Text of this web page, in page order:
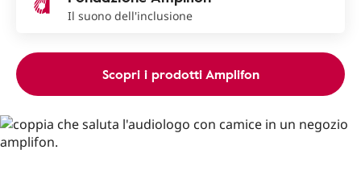
Il suono dell'inclusione
Scopri i prodotti Amplifon